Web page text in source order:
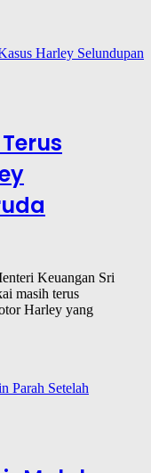
Keuangan Sri
masih terus
Harley yang